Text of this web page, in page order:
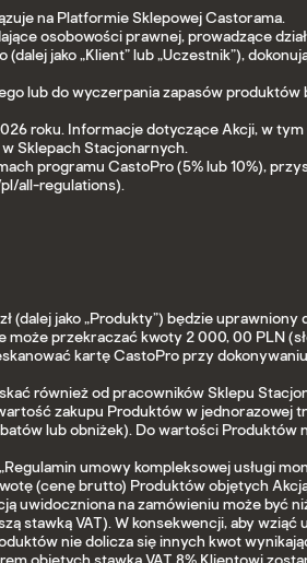
na Platformie Sklepowej Castorama.
osobowości prawnej, prowadzące
jako „Klient” lub „Uczestnik”),
lub do wyczerpania zapasów produktów
roku. Informacje dotyczące Akcji, w
Sklepach Stacjonarnych.
programu CastoPro (5% lub 10%),
all-regulations).
jako „Produkty”) będzie
może przekraczać kwoty 2 000, 00 PLN
kartę CastoPro przy
również od pracowników Sklepu
zakupu Produktów w jednorazowej
lub obniżek). Do wartości Produktów
umowy kompleksowej usługi
(cenę brutto) Produktów objętych
uwidoczniona na zamówieniu może być
VAT). W konsekwencji, aby wziąć
nie dolicza się innych kwot